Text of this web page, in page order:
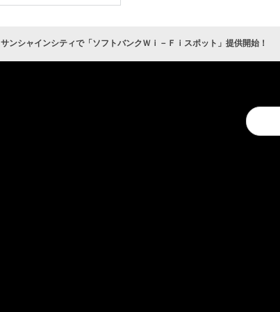
サンシャインシティで「ソフトバンクＷｉ－Ｆｉスポット」提供開始！
Conduct
a
search